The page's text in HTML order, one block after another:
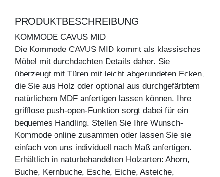
PRODUKTBESCHREIBUNG
KOMMODE CAVUS MID
Die Kommode CAVUS MID kommt als klassisches
Möbel mit durchdachten Details daher. Sie
überzeugt mit Türen mit leicht abgerundeten Ecken,
die Sie aus Holz oder optional aus durchgefärbtem
natürlichem MDF anfertigen lassen können. Ihre
grifflose push-open-Funktion sorgt dabei für ein
bequemes Handling. Stellen Sie Ihre Wunsch-
Kommode online zusammen oder lassen Sie sie
einfach von uns individuell nach Maß anfertigen.
Erhältlich in naturbehandelten Holzarten: Ahorn,
Buche, Kernbuche, Esche, Eiche, Asteiche,